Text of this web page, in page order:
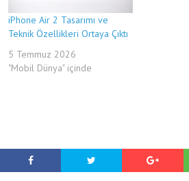
iPhone Air 2 Tasarımı ve
Teknik Özellikleri Ortaya Çıktı
5 Temmuz 2026
"Mobil Dünya" içinde